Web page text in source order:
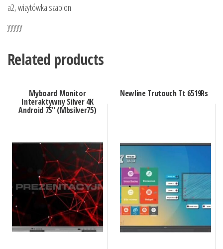
a2, wizytówka szablon
yyyyy
Related products
Myboard Monitor
Interaktywny Silver 4K
Android 75″ (Mbsilver75)
Newline Trutouch Tt 6519Rs